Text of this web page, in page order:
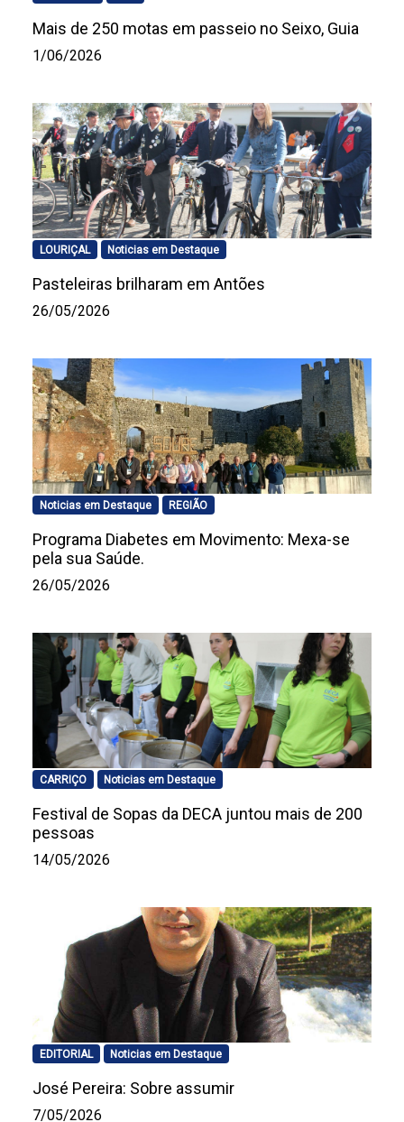
Mais de 250 motas em passeio no Seixo, Guia
1/06/2026
LOURIÇAL Noticias em Destaque
Pasteleiras brilharam em Antões
26/05/2026
Noticias em Destaque REGIÃO
Programa Diabetes em Movimento: Mexa-se
pela sua Saúde.
26/05/2026
CARRIÇO Noticias em Destaque
Festival de Sopas da DECA juntou mais de 200
pessoas
14/05/2026
EDITORIAL Noticias em Destaque
José Pereira: Sobre assumir
7/05/2026